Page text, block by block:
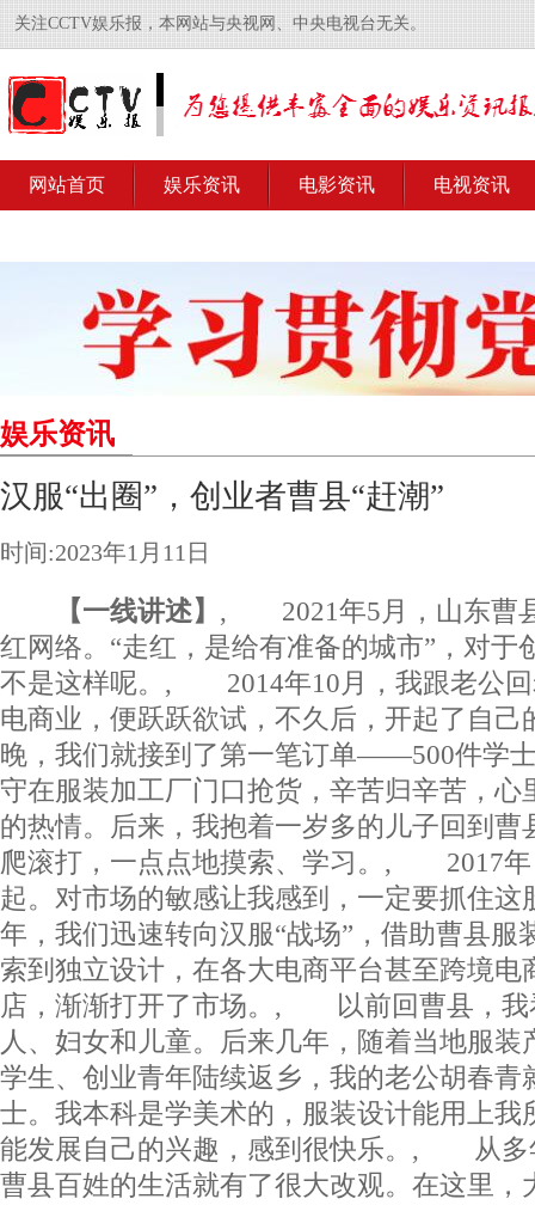
关注CCTV娱乐报，本网站与央视网、中央电视台无关。
网站首页 娱乐资讯 电影资讯 电视资讯
娱乐资讯
汉服“出圈”，创业者曹县“赶潮”
时间:2023年1月11日
【一线讲述】 , 2021年5月，山东曹
红网络。“走红，是给有准备的城市”，对于
不是这样呢。, 2014年10月，我跟老公回
电商业，便跃跃欲试，不久后，开起了自己
晚，我们就接到了第一笔订单——500件学
守在服装加工厂门口抢货，辛苦归辛苦，心
的热情。后来，我抱着一岁多的儿子回到曹
爬滚打，一点点地摸索、学习。, 2017年
起。对市场的敏感让我感到，一定要抓住这
年，我们迅速转向汉服“战场”，借助曹县服
索到独立设计，在各大电商平台甚至跨境电
店，渐渐打开了市场。, 以前回曹县，我
人、妇女和儿童。后来几年，随着当地服装
学生、创业青年陆续返乡，我的老公胡春青
士。我本科是学美术的，服装设计能用上我
能发展自己的兴趣，感到很快乐。, 从多
曹县百姓的生活就有了很大改观。在这里，